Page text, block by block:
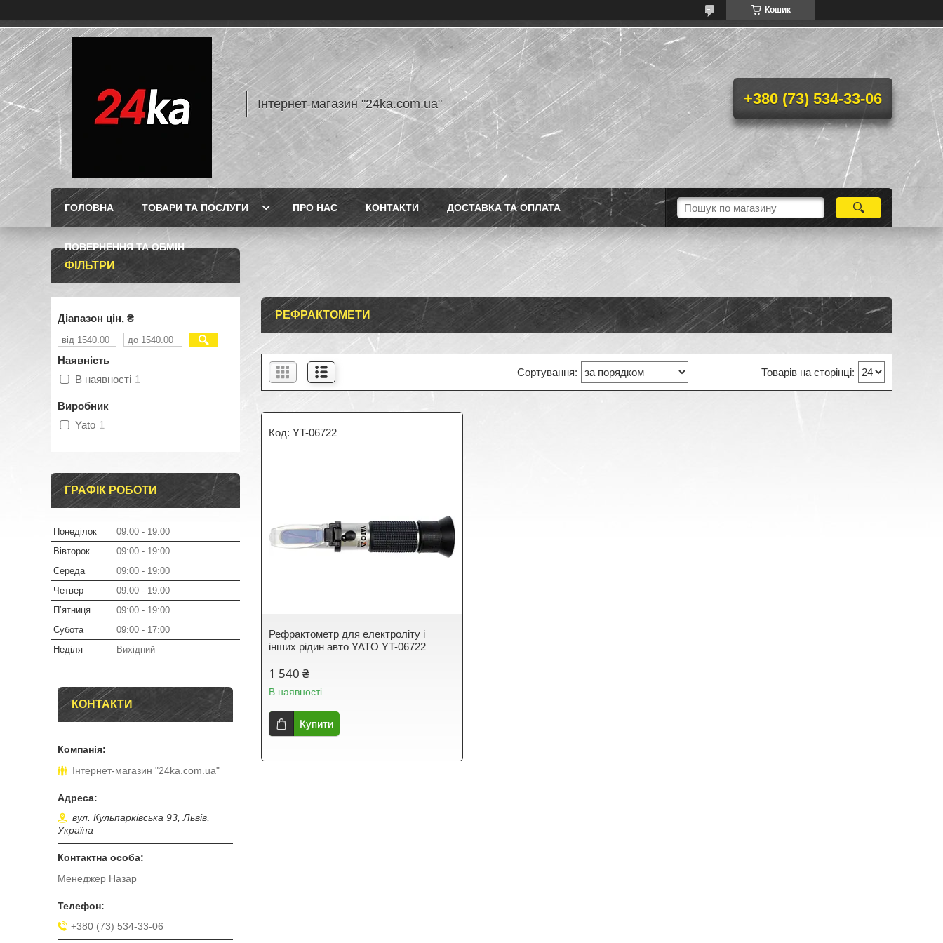
Кошик
Інтернет-магазин "24ka.com.ua" +380 (73) 534-33-06
ГОЛОВНА ТОВАРИ ТА ПОСЛУГИ ПРО НАС КОНТАКТИ ДОСТАВКА ТА ОПЛАТА
ПОВЕРНЕННЯ ТА ОБМІН
РЕФРАКТОМЕТИ
YT-06722
Рефрактометр для електроліту і
інших рідин авто YATO YT-06722
1 540 ₴
В наявності
Купити
ФІЛЬТРИ
Діапазон цін, ₴
Наявність
В наявності 1
Виробник
Yato 1
ГРАФІК РОБОТИ
Понеділок 09:00
19:00
Вівторок
09:00
19:00
Середа
09:00
19:00
Четвер
09:00
19:00
Пʼятниця
09:00
19:00
Субота
09:00
17:00
Неділя
Вихідний
КОНТАКТИ
Інтернет-магазин "24ka.com.ua"
вул. Кульпарківська 93, Львів,
Україна
Менеджер Назар
+380 (73) 534-33-06